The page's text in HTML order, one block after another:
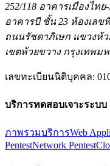
252/118 อาคารเมืองไท
อาคารบี ชั้น 23 ห้องเลข
ถนนรัชดาภิเษก แขวงห้ว
เขตห้วยขวาง กรุงเทพม
เลขทะเบียนนิติบุคคล:
บริการทดสอบเจาะระบบ
ภาพรวมบริการWeb
PentestNetwork Pentest